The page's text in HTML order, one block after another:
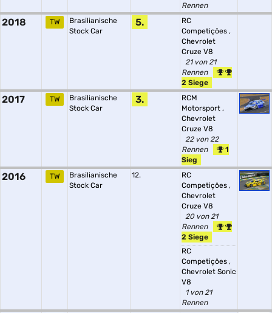
Rennen
2018 TW
Brasilianische
Stock Car
5.
RC
Competições ,
Chevrolet
Cruze V8
21 von 21
Rennen
2 Siege
2017 TW
Brasilianische
Stock Car
3.
RCM
Motorsport ,
Chevrolet
Cruze V8
22 von 22
Rennen
1
Sieg
2016 TW
Brasilianische
Stock Car
12.
RC
Competições ,
Chevrolet
Cruze V8
20 von 21
Rennen
2 Siege
RC
Competições ,
Chevrolet Sonic
V8
1 von 21
Rennen